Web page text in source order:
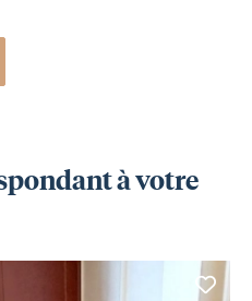
à votre